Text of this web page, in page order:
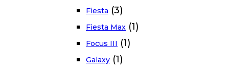
Fiesta (3)
Fiesta Max (1)
Focus III (1)
Galaxy (1)